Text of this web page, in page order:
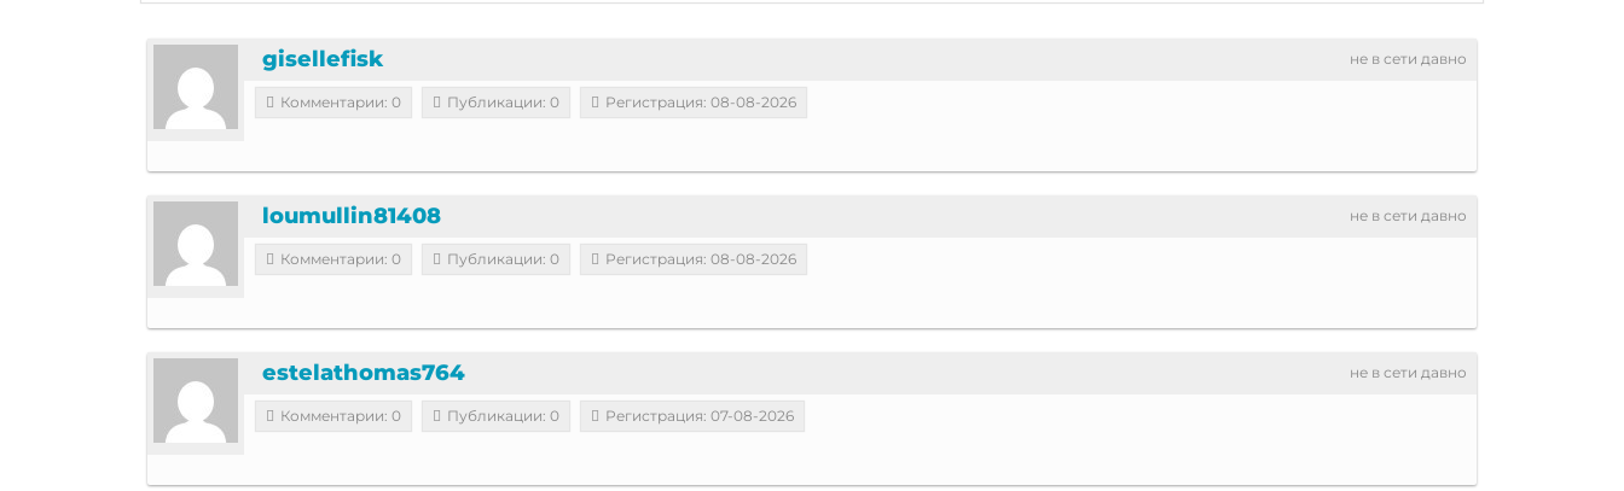
не в сети давно
gisellefisk
Комментарии: 0 Публикации: 0 Регистрация: 08-08-2026
не в сети давно
loumullin81408
Комментарии: 0 Публикации: 0 Регистрация: 08-08-2026
не в сети давно
estelathomas764
Комментарии: 0 Публикации: 0 Регистрация: 07-08-2026